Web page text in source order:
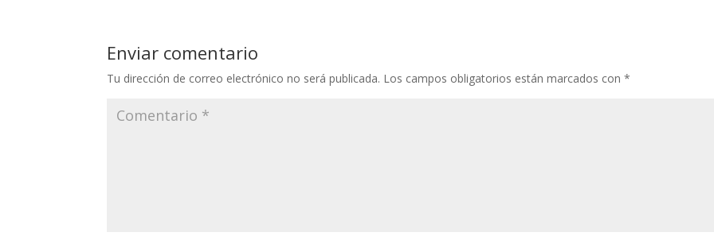
Enviar comentario
Tu dirección de correo electrónico no será publicada. Los campos obligatorios están marcados con*